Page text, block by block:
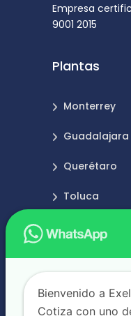
Empresa
9001 2015
Plantas
Monterrey
Guadalajara
Querétaro
Toluca
Puebla
Bienvenido a
Cotiza con uno